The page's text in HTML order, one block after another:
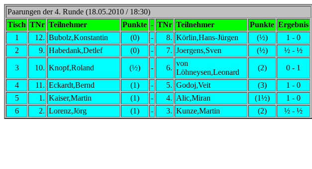
Paarungen der 4. Runde (18.05.2010 / 18:30)
Tisch TNr Teilnehmer Punkte - TNr Teilnehmer Punkte Ergebnis
1
12. Bubolz,Konstantin (0) - 8. Körlin,Hans-Jürgen (½)
1 - 0
2
9. Habedank,Detlef (0) - 7. Joergens,Sven (½) ½ - ½
3 10. Knopf,Roland (½) - 6.
von
Löhneysen,Leonard
(2) 0 - 1
4 11. Eckardt,Bernd (1) - 5. Godoj,Veit (3)
1 - 0
5
1. Kaiser,Martin (1) - 4. Alic,Miran (1½)
1 - 0
6
2. Lorenz,Jörg (1) - 3. Kunze,Martin (2) ½ - ½